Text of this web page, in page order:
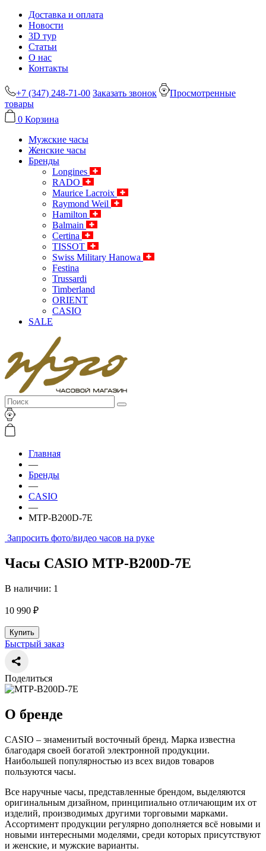
Доставка и оплата
Новости
3D тур
Статьи
О нас
Контакты
+7 (347) 248-71-00 Заказать звонок
Просмотренные
товары
0 Корзина
Мужские часы
Женские часы
Бренды
Longines
RADO
Maurice Lacroix
Raymond Weil
Hamilton
Balmain
Certina
TISSOT
Swiss Military Hanowa
Festina
Trussardi
Timberland
ORIENT
CASIO
SALE
Главная
—
Бренды
—
CASIO
—
MTP-B200D-7E
Запросить фото/видео часов на руке
Часы CASIO MTP-B200D-7E
В наличии: 1
10 990 ₽
Купить
Быстрый заказ
Поделиться
О бренде
CASIO – знаменитый восточный бренд. Марка известна
благодаря своей богатой электронной продукции.
Наибольшей популярностью из всех видов товаров
пользуются часы.
Все наручные часы, представленные брендом, выделяются
оригинальным дизайном, принципиально отличающим их от
изделий, производимых другими торговыми марками.
Ассортимент продукции регулярно дополняется всё новыми и
новыми интересными моделями, среди которых присутствуют
и женские, и мужские варианты.